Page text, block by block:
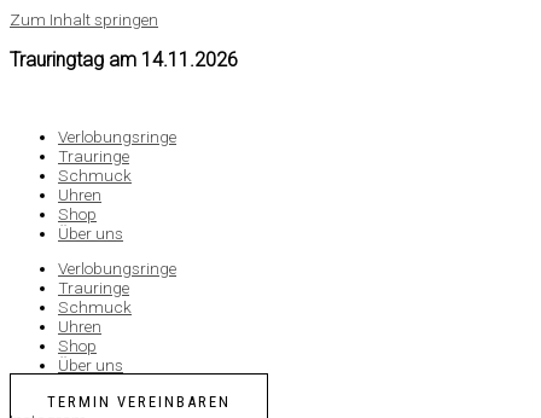
Zum Inhalt springen
Trauringtag am 14.11.2026
Verlobungsringe
Trauringe
Schmuck
Uhren
Shop
Über uns
Verlobungsringe
Trauringe
Schmuck
Uhren
Shop
Über uns
TERMIN VEREINBAREN